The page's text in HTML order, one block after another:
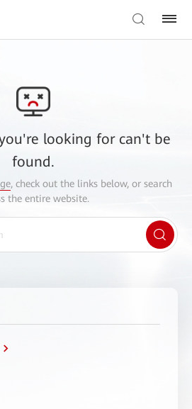
looking for can't be
found.
, check out the links below, or search
the entire website.